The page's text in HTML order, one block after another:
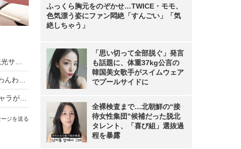
ジを送る
ふっくら胸元をのぞかせ…TWICE・モモ、
色気漂う姿にファン悶絶「すんごい」「気
絶しちゃう」
「思い切って全部脱ぐ」発言
も話題に、体重37kg公言の
韓国美女歌手がスイムウェア
でプールサイドに
全裸検査まで…北朝鮮の“接
待女性集団”候補だった脱北
タレント、「喜び組」選抜過
程を暴露